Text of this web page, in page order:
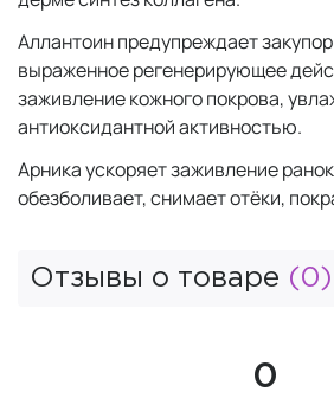
Аллантоин предупреждает
выраженное регенерирующее
заживление кожного покрова,
антиоксидантной активностью.
Арника ускоряет заживление
обезболивает, снимает отёки,
Отзывы о товаре (0)
0